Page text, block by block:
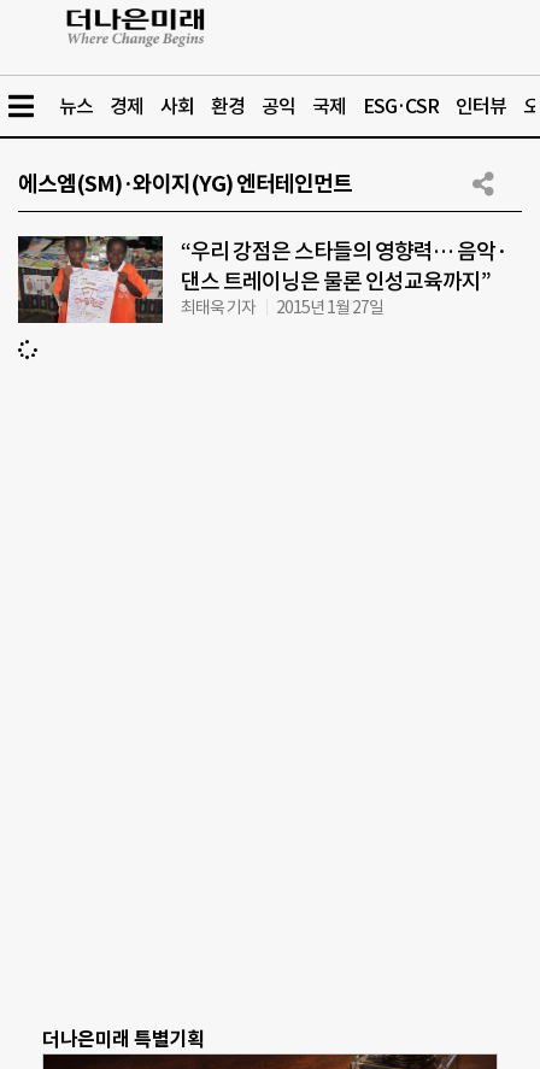
뉴스 경제 사회 환경 공익 국제 ESG·CSR 인터뷰
에스엠(SM)·와이지(YG) 엔터테인먼트
“우리 강점은 스타들의 영향력… 음악·
댄스 트레이닝은 물론 인성교육까지”
최태욱 기자 2015년 1월 27일
더나은미래 특별기획